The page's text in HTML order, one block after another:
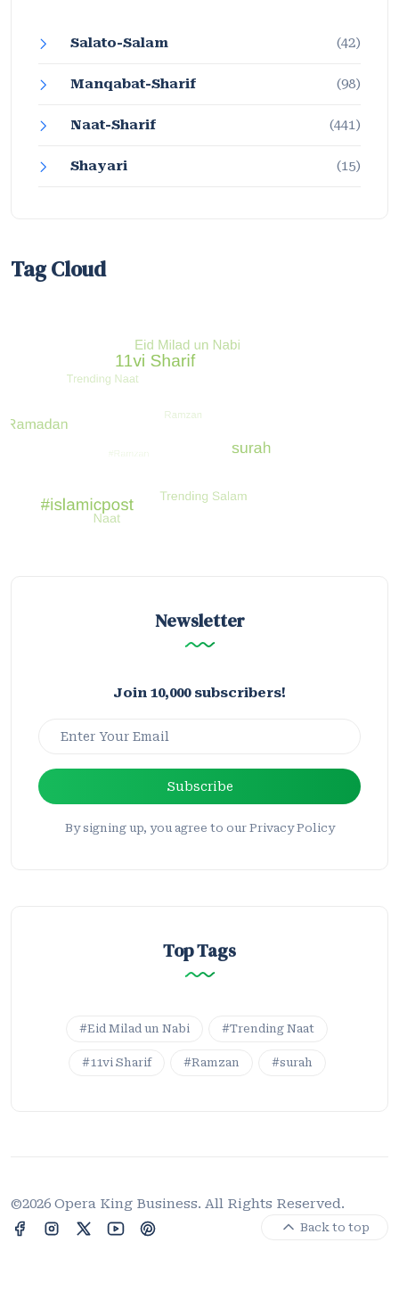
Salato-Salam (42)
Manqabat-Sharif (98)
Naat-Sharif (441)
Shayari (15)
Tag Cloud
Newsletter
Join 10,000 subscribers!
Subscribe
By signing up, you agree to our Privacy Policy
Top Tags
#Eid Milad un Nabi #Trending Naat
#11vi Sharif #Ramzan #surah
©2026 Opera King Business. All Rights Reserved.
Back to top